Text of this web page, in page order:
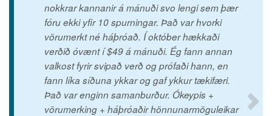
nokkrar kannanir á mánuði svo lengi sem þær
fóru ekki yfir 10 spurningar. Það var hvorki
vörumerkt né háþróað. Í október hækkaði
verðið óvænt í $49 á mánuði. Ég fann annan
valkost fyrir svipað verð og prófaði hann, en
fann líka síðuna ykkar og gaf ykkur tækifæri.
Það var enginn samanburður. Ókeypis +
vörumerking + háþróaðir hönnunarmöguleikar